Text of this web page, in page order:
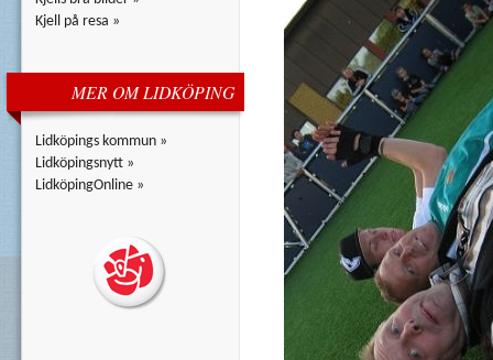
Kjell på resa »
MER OM LIDKÖPING
Lidköpings kommun »
Lidköpingsnytt »
LidköpingOnline »